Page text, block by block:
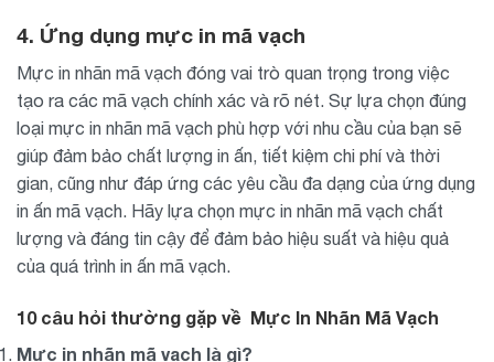
4. Ứng dụng mực in mã vạch
Mực in nhãn mã vạch đóng vai trò quan trọng trong việc
tạo ra các mã vạch chính xác và rõ nét. Sự lựa chọn đúng
loại mực in nhãn mã vạch phù hợp với nhu cầu của bạn sẽ
giúp đảm bảo chất lượng in ấn, tiết kiệm chi phí và thời
gian, cũng như đáp ứng các yêu cầu đa dạng của ứng dụng
in ấn mã vạch. Hãy lựa chọn mực in nhãn mã vạch chất
lượng và đáng tin cậy để đảm bảo hiệu suất và hiệu quả
của quá trình in ấn mã vạch.
10 câu hỏi thường gặp về Mực In Nhãn Mã Vạch
Mực in nhãn mã vạch là gì?